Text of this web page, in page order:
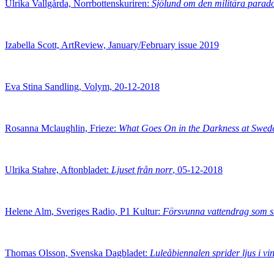
Ulrika Vallgårda, Norrbottenskuriren: Sjölund om den militära
Izabella Scott, ArtReview, January/February issue 2019
Eva Stina Sandling, Volym, 20-12-2018
Rosanna Mclaughlin, Frieze: What Goes On in the Darkness at
Ulrika Stahre, Aftonbladet: Ljuset från norr, 05-12-2018
Helene Alm, Sveriges Radio, P1 Kultur: Försvunna vattendrag som
Thomas Olsson, Svenska Dagbladet: Luleåbiennalen sprider ljus i